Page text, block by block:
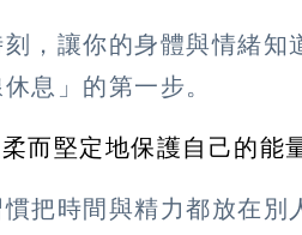
，讓你的身體與情緒知
休息」的第一步。
而堅定地保護自己的能
把時間與精力都放在別